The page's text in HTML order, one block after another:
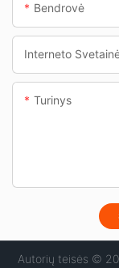
Bendrovė
Interneto
Turinys
Autorių teisės ©